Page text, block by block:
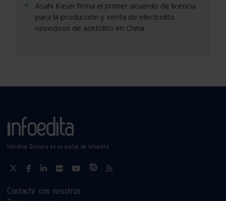
Asahi Kasei firma el primer acuerdo de licencia
para la producción y venta de electrolito
novedoso de acetolito en China
Industria Química es un portal de Infoedita
Contacte con nosotros